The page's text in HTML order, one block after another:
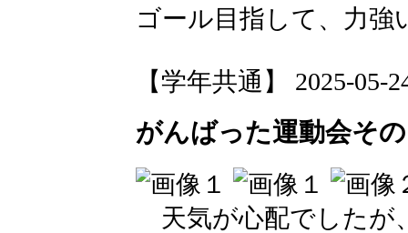
ゴール目指して、力
【学年共通】 2025-05-
がんばった運動会そ
天気が心配でしたが